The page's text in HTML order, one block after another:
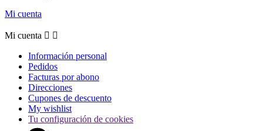
Mi cuenta
Mi cuenta  
Información personal
Pedidos
Facturas por abono
Direcciones
Cupones de descuento
My wishlist
Tu configuración de cookies